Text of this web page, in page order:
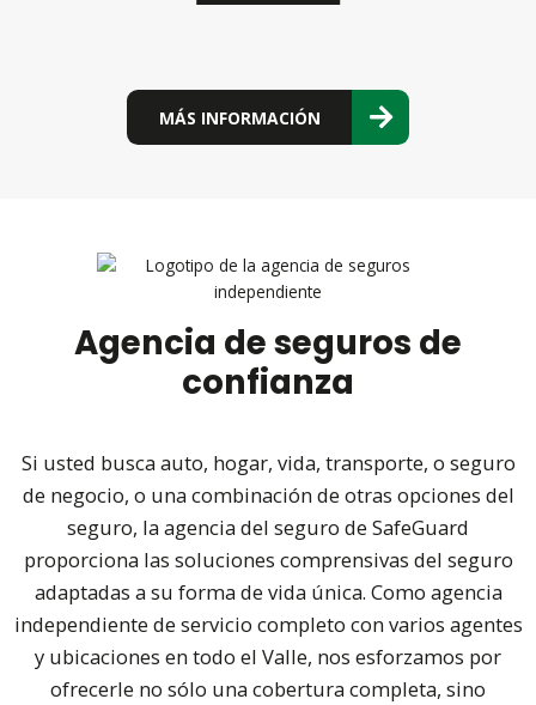
MÁS INFORMACIÓN
Agencia de seguros de
confianza
Si usted busca auto, hogar, vida, transporte, o seguro
de negocio, o una combinación de otras opciones del
seguro, la agencia del seguro de SafeGuard
proporciona las soluciones comprensivas del seguro
adaptadas a su forma de vida única. Como agencia
independiente de servicio completo con varios agentes
y ubicaciones en todo el Valle, nos esforzamos por
ofrecerle no sólo una cobertura completa, sino